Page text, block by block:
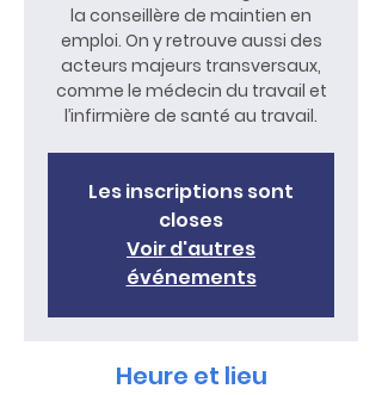
la conseillère de maintien en
emploi. On y retrouve aussi des
acteurs majeurs transversaux,
comme le médecin du travail et
l’infirmière de santé au travail.
Les inscriptions sont
closes
Voir d'autres
événements
Heure et lieu